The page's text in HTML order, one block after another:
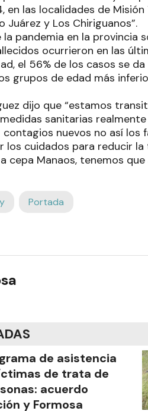
en las localidades de Misión
Juárez y Los Chiriguanos”.
la pandemia en la provincia
ocurrieron en las
el 56% de los casos se
grupos de edad más
dijo que “estamos
sanitarias
nuevos no así los
los cuidados para reducir
cepa Manaos, tenemos
Portada
de asistencia
de trata de
acuerdo
y Formosa